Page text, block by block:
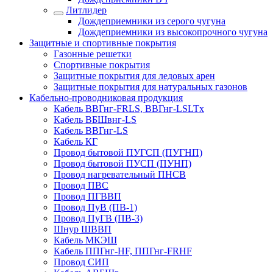
Литлидер
Дождеприемники из серого чугуна
Дождеприемники из высокопрочного чугуна
Защитные и спортивные покрытия
Газонные решетки
Спортивные покрытия
Защитные покрытия для ледовых арен
Защитные покрытия для натуральных газонов
Кабельно-проводниковая продукция
Кабель ВВГнг-FRLS, ВВГнг-LSLTx
Кабель ВБШвнг-LS
Кабель ВВГнг-LS
Кабель КГ
Провод бытовой ПУГСП (ПУГНП)
Провод бытовой ПУСП (ПУНП)
Провод нагревательный ПНСВ
Провод ПВС
Провод ПГВВП
Провод ПуВ (ПВ-1)
Провод ПуГВ (ПВ-3)
Шнур ШВВП
Кабель МКЭШ
Кабель ППГнг-HF, ППГнг-FRHF
Провод СИП